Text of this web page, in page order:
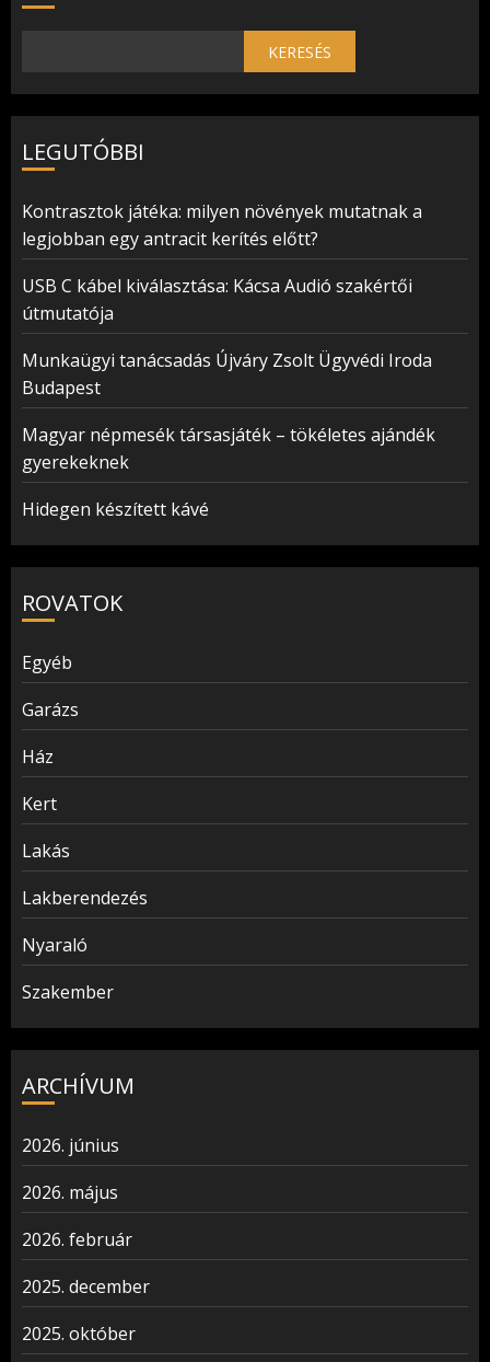
KERESÉS
LEGUTÓBBI
Kontrasztok játéka: milyen növények mutatnak a
legjobban egy antracit kerítés előtt?
USB C kábel kiválasztása: Kácsa Audió szakértői
útmutatója
Munkaügyi tanácsadás Újváry Zsolt Ügyvédi Iroda
Budapest
Magyar népmesék társasjáték – tökéletes ajándék
gyerekeknek
Hidegen készített kávé
ROVATOK
Egyéb
Garázs
Ház
Kert
Lakás
Lakberendezés
Nyaraló
Szakember
ARCHÍVUM
2026. június
2026. május
2026. február
2025. december
2025. október